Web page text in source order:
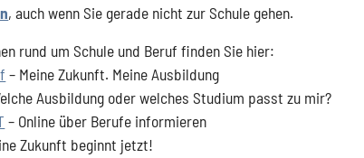
, auch wenn Sie gerade nicht zur Schule gehen.
rund um Schule und Beruf finden Sie hier:
– Meine Zukunft. Meine Ausbildung
Ausbildung oder welches Studium passt zu mir?
– Online über Berufe informieren
Zukunft beginnt jetzt!